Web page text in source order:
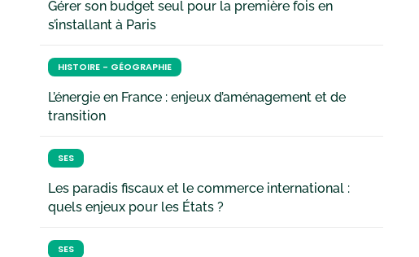
Gérer son budget seul pour la première fois en
s’installant à Paris
HISTOIRE - GÉOGRAPHIE
L’énergie en France : enjeux d’aménagement et de
transition
SES
Les paradis fiscaux et le commerce international :
quels enjeux pour les États ?
SES